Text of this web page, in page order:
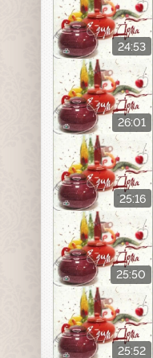
24:53
26:01
25:16
25:50
25:52